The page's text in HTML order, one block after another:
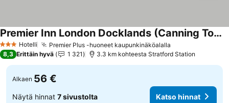
3 Tähtiluokitus
Hotelli Premier Plus -huoneet kaupunkinäköalalla
Premier Inn London Docklands (Canning Town) hotel
8,3 Erittäin hyvä 1 321 3.3 km kohteesta Stratford Station
Alkaen 56 €
Näytä hinnat 7 sivustolta Katso hinnat